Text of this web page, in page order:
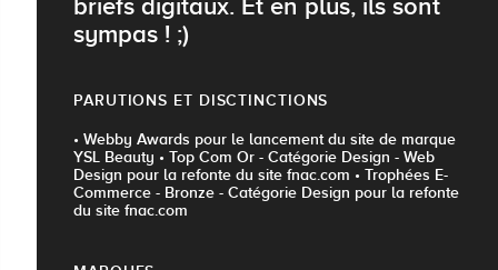
briefs digitaux. Et en plus, ils sont
sympas ! ;)
PARUTIONS ET DISCTINCTIONS
• Webby Awards pour le lancement du site de marque
YSL Beauty • Top Com Or - Catégorie Design - Web
Design pour la refonte du site fnac.com • Trophées E-
Commerce - Bronze - Catégorie Design pour la refonte
du site fnac.com